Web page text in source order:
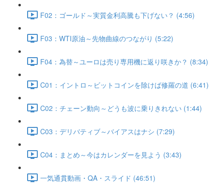
F02：ゴールド～実質金利高騰も下げない？ (4:56)
F03：WTI原油～先物曲線のつながり (5:22)
F04：為替～ユーロは売り専用機に返り咲きか？ (8:34)
C01：イントロ～ビットコインを除けば修羅の道 (6:41)
C02：チェーン動向～どうも波に乗りきれない (1:44)
C03：デリバティブ～バイアスはナシ (7:29)
C04：まとめ～今はカレンダーを見よう (3:43)
一気通貫動画・QA・スライド (46:51)